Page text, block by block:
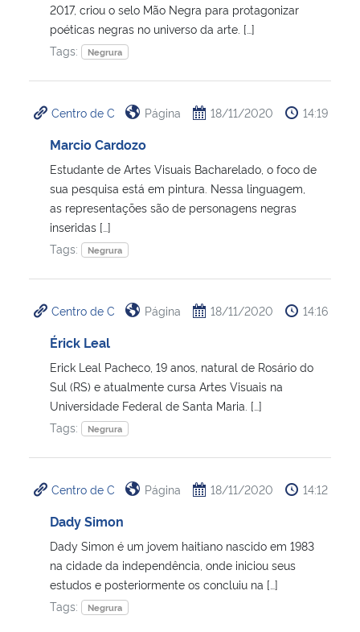
2017, criou o selo Mão Negra para protagonizar
poéticas negras no universo da arte. […]
Tags:
Negrura
Centro de C Página 18/11/2020 14:19
Marcio Cardozo
Estudante de Artes Visuais Bacharelado, o foco de
sua pesquisa está em pintura. Nessa linguagem,
as representações são de personagens negras
inseridas […]
Tags:
Negrura
Centro de C Página 18/11/2020 14:16
Érick Leal
Erick Leal Pacheco, 19 anos, natural de Rosário do
Sul (RS) e atualmente cursa Artes Visuais na
Universidade Federal de Santa Maria. […]
Tags:
Negrura
Centro de C Página 18/11/2020 14:12
Dady Simon
Dady Simon é um jovem haitiano nascido em 1983
na cidade da independência, onde iniciou seus
estudos e posteriormente os concluiu na […]
Tags:
Negrura